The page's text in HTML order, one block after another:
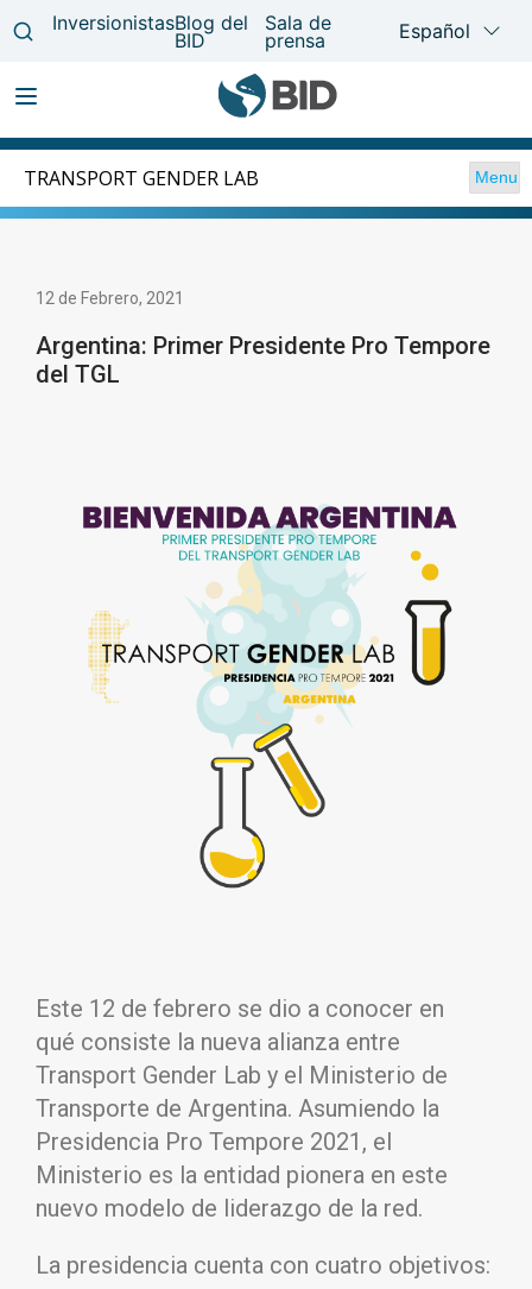
Main
navigation
Pasar
principal
TRANSPORT GENDER LAB Menu
12 de Febrero, 2021
Argentina: Primer Presidente Pro Tempore
del TGL
Este 12 de febrero se dio a conocer en
qué consiste la nueva alianza entre
Transport Gender Lab y el Ministerio de
Transporte de Argentina. Asumiendo la
Presidencia Pro Tempore 2021, el
Ministerio es la entidad pionera en este
nuevo modelo de liderazgo de la red.
La presidencia cuenta con cuatro objetivos: